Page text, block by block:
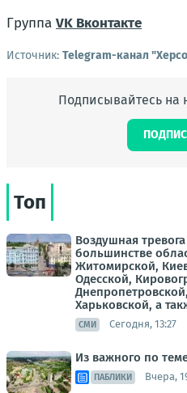
Группа VK Вконтакте
Источник: Telegram-канал
Подписывайтесь на
Топ
Воздушная
большинстве
Житомирской,
Одесской,
Харьковской, а
СМИ Сегодня, 13:27
Из важного по
ПАБЛИКИ Вчера,